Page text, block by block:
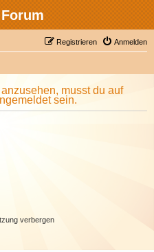
Anmelden
Registrieren
musst du auf
sein.
verbergen